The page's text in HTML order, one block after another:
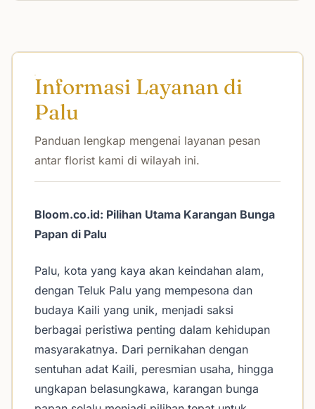
Informasi Layanan di
Palu
Panduan lengkap mengenai layanan pesan
antar florist kami di wilayah ini.
Bloom.co.id: Pilihan Utama Karangan Bunga
Papan di Palu
Palu, kota yang kaya akan keindahan alam,
dengan Teluk Palu yang mempesona dan
budaya Kaili yang unik, menjadi saksi
berbagai peristiwa penting dalam kehidupan
masyarakatnya. Dari pernikahan dengan
sentuhan adat Kaili, peresmian usaha, hingga
ungkapan belasungkawa, karangan bunga